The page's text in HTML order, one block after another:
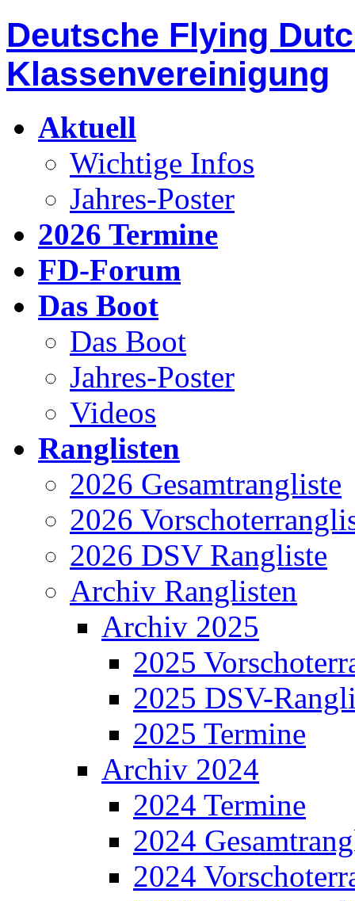
Deutsche Flying
Klassenvereinigung
Aktuell
Wichtige Infos
Jahres-Poster
2026 Termine
FD-Forum
Das Boot
Das Boot
Jahres-Poster
Videos
Ranglisten
2026 Gesamtrangliste
2026
2026 DSV Rangliste
Archiv Ranglisten
Archiv 2025
2025
2025 DSV-
2025 Termine
Archiv 2024
2024 Termine
2024
2024